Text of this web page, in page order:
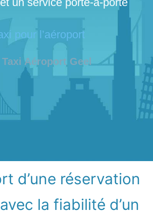
pour l’aéroport
Taxi Aéroport Geel
d’une réservation
la fiabilité d’un